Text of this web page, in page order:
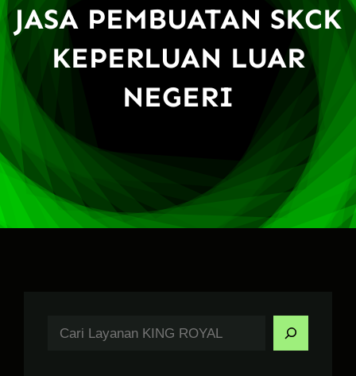
JASA PEMBUATAN SKCK
KEPERLUAN LUAR
NEGERI